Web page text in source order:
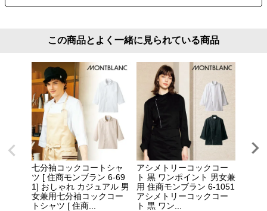
この商品とよく一緒に見られている商品
七分袖コックコートシャ
ツ [ 住商モンブラン 6-69
1] おしゃれ カジュアル 男
女兼用七分袖コックコー
トシャツ [ 住商...
アシメトリーコックコー
ト 黒 ワンポイント 男女兼
用 住商モンブラン 6-1051
アシメトリーコックコー
ト 黒 ワン...